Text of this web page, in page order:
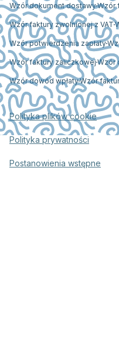
Wzór dokument dostawyWzór
Wzór faktury zwolnionej z VAT
Wzór potwierdzenia zapłaty
Wzór faktury zaliczkowej Wzór
Wzór dowód wpłatyWzór
Polityka plików cookie
Polityka prywatności
Postanowienia wstępne